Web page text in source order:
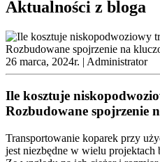
Aktualności z bloga
26 marca, 2024r. | Administrator
Ile kosztuje
Rozbudowane spojrzenie
Transportowanie koparek przy
jest niezbędne w wielu